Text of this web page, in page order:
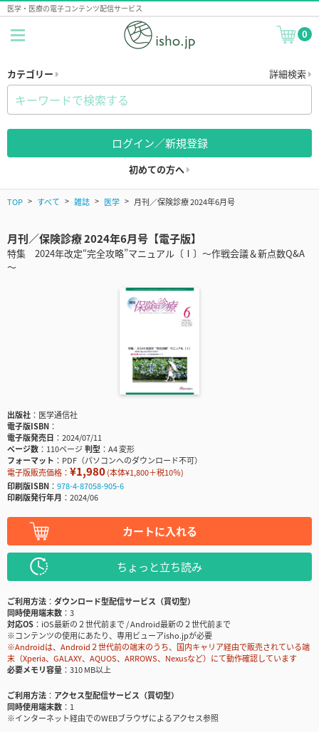
医学・医療の電子コンテンツ配信サービス
0
カテゴリー 詳細検索
ログイン／新規登録
初めての方へ
TOP すべて 雑誌 医学 月刊／保険診療 2024年6月号
月刊／保険診療 2024年6月号【電子版】
特集 2024年改定“完全攻略”マニュアル〔Ⅰ〕～作戦会議＆新点数Q&A
～
出版社
医学通信社
電子版ISBN
電子版発売日
2024/07/11
ページ数
110ページ判型
A4 変形
フォーマット
PDF（パソコンへのダウンロード不可）
電子版販売価格： ¥1,980(本体¥1,800＋税10％)
印刷版ISBN
978-4-87058-905-6
印刷版発行年月
2024/06
カートに入れる
ちょっと立ち読み
ご利用方法
ダウンロード型配信サービス（買切型）
同時使用端末数
3
対応OS
iOS最新の２世代前まで / Android最新の２世代前まで
※コンテンツの使用にあたり、専用ビューアisho.jpが必要
※Androidは、Android２世代前の端末のうち、国内キャリア経由で販売されている端
末（Xperia、GALAXY、AQUOS、ARROWS、Nexusなど）にて動作確認しています
必要メモリ容量
310 MB以上
ご利用方法
アクセス型配信サービス（買切型）
同時使用端末数
1
※インターネット経由でのWEBブラウザによるアクセス参照